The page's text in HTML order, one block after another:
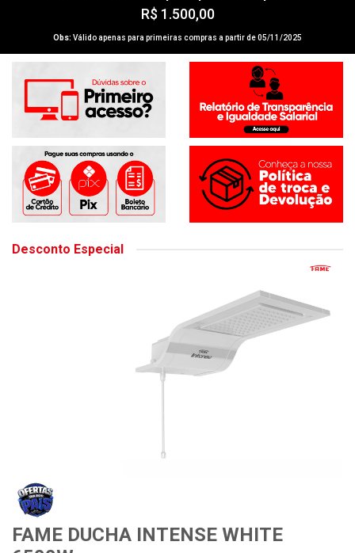
GANHE BRINDE NA PRIMEIRA COMPRA!
Frigideira Tramontina Turim em alumínio para
pedidos a partir de R$ 500,00 | Jogo de Faca
+ Chaira Masterline para pedidos a partir de
R$ 1.500,00
Obs:Válido apenas para primeiras compras a partir de 05/11/2025